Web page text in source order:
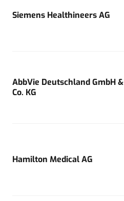
Siemens Healthineers AG
AbbVie Deutschland GmbH &
Co. KG
Hamilton Medical AG